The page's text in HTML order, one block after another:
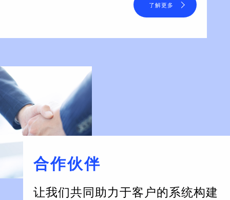
了解更多
合作伙伴
让我们共同助力于客户的系统构建